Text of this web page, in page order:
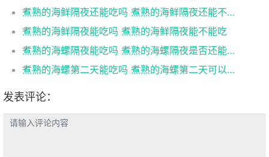
煮熟的海鲜隔夜还能吃吗 煮熟的海鲜隔夜还能不能吃
煮熟的海鲜隔夜能吃吗 煮熟的海鲜隔夜能不能吃
煮熟的海螺隔夜能吃吗 煮熟的海螺隔夜是否还能吃
煮熟的海螺第二天能吃吗 煮熟的海螺第二天可以吃吗
发表评论：